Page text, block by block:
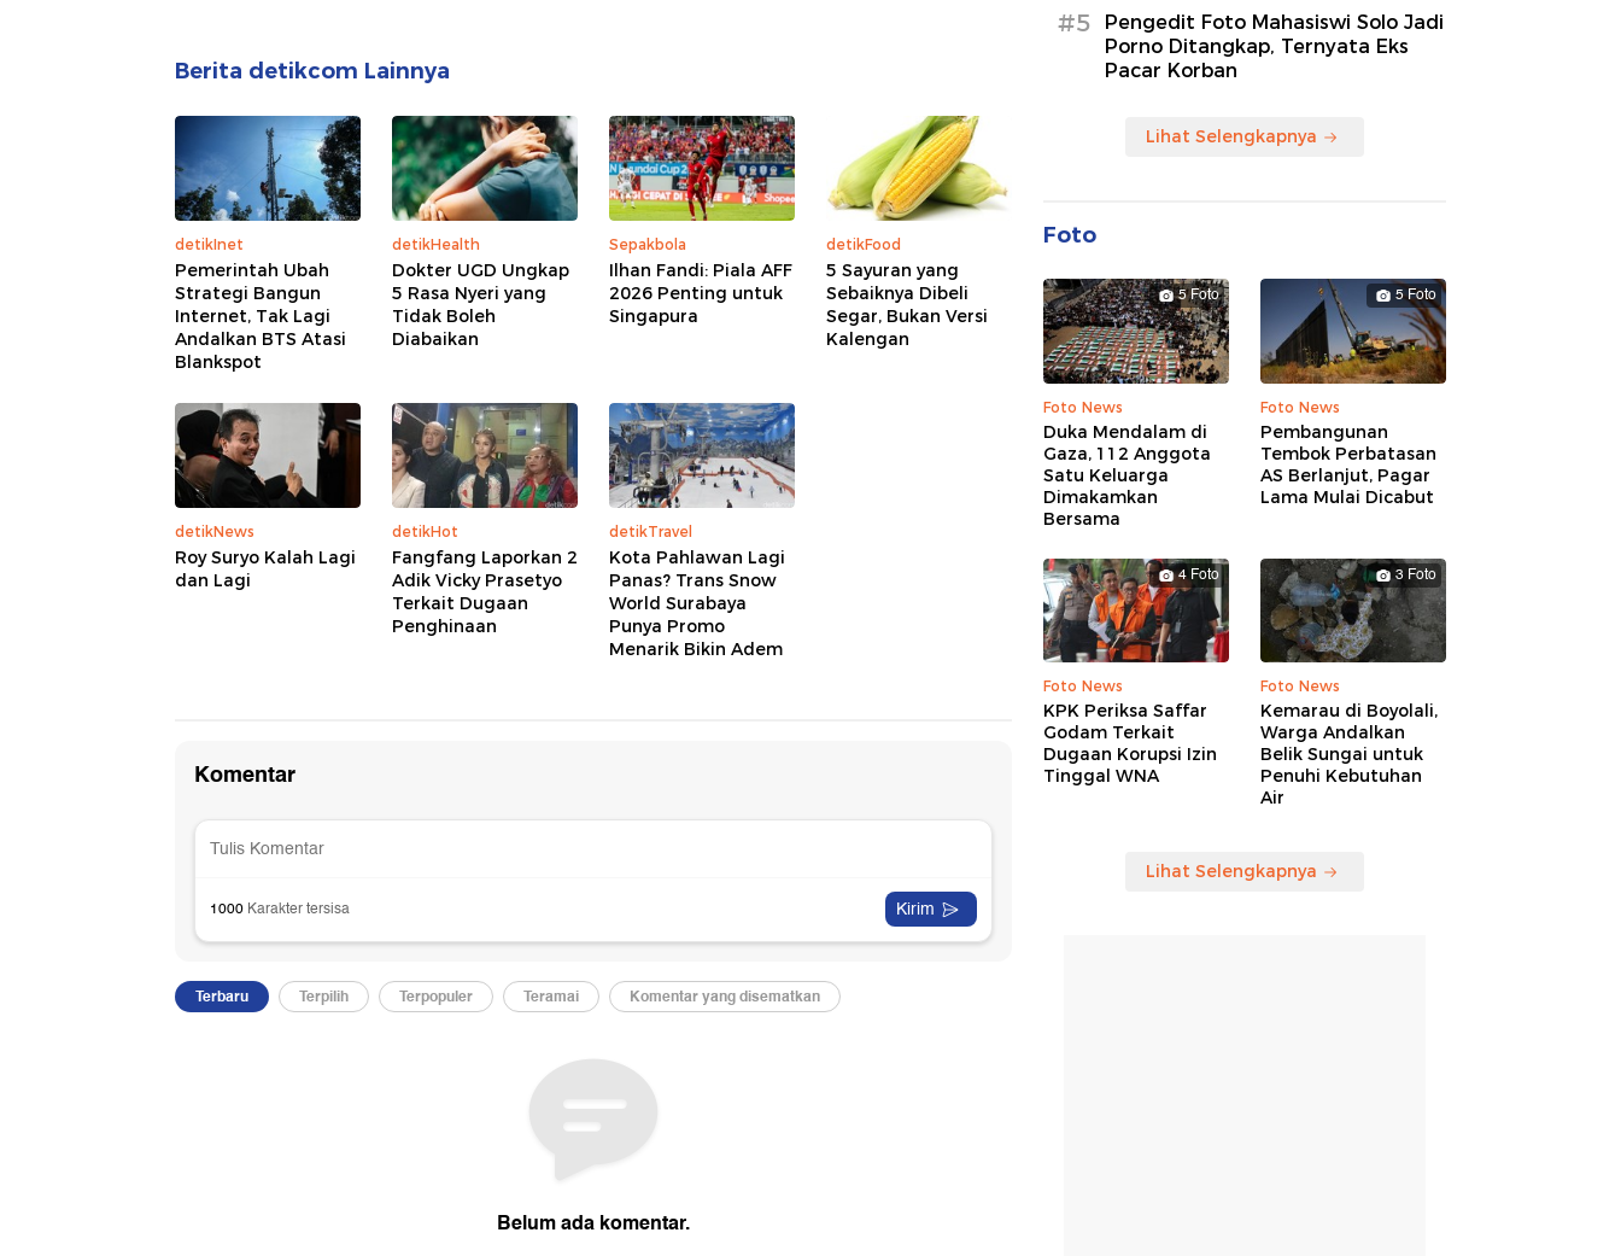
Berita detikcom Lainnya
detikInet
Pemerintah Ubah
Strategi Bangun
Internet, Tak Lagi
Andalkan BTS Atasi
Blankspot
detikHealth
Dokter UGD Ungkap
5 Rasa Nyeri yang
Tidak Boleh
Diabaikan
Sepakbola
Ilhan Fandi: Piala AFF
2026 Penting untuk
Singapura
detikFood
5 Sayuran yang
Sebaiknya Dibeli
Segar, Bukan Versi
Kalengan
detikNews
Roy Suryo Kalah Lagi
dan Lagi
detikHot
Fangfang Laporkan 2
Adik Vicky Prasetyo
Terkait Dugaan
Penghinaan
detikTravel
Kota Pahlawan Lagi
Panas? Trans Snow
World Surabaya
Punya Promo
Menarik Bikin Adem
#5
Pengedit Foto Mahasiswi Solo Jadi
Porno Ditangkap, Ternyata Eks
Pacar Korban
Lihat Selengkapnya
Foto
5 Foto
Foto News
Duka Mendalam di
Gaza, 112 Anggota
Satu Keluarga
Dimakamkan
Bersama
5 Foto
Foto News
Pembangunan
Tembok Perbatasan
AS Berlanjut, Pagar
Lama Mulai Dicabut
4 Foto
Foto News
KPK Periksa Saffar
Godam Terkait
Dugaan Korupsi Izin
Tinggal WNA
3 Foto
Foto News
Kemarau di Boyolali,
Warga Andalkan
Belik Sungai untuk
Penuhi Kebutuhan
Air
Lihat Selengkapnya